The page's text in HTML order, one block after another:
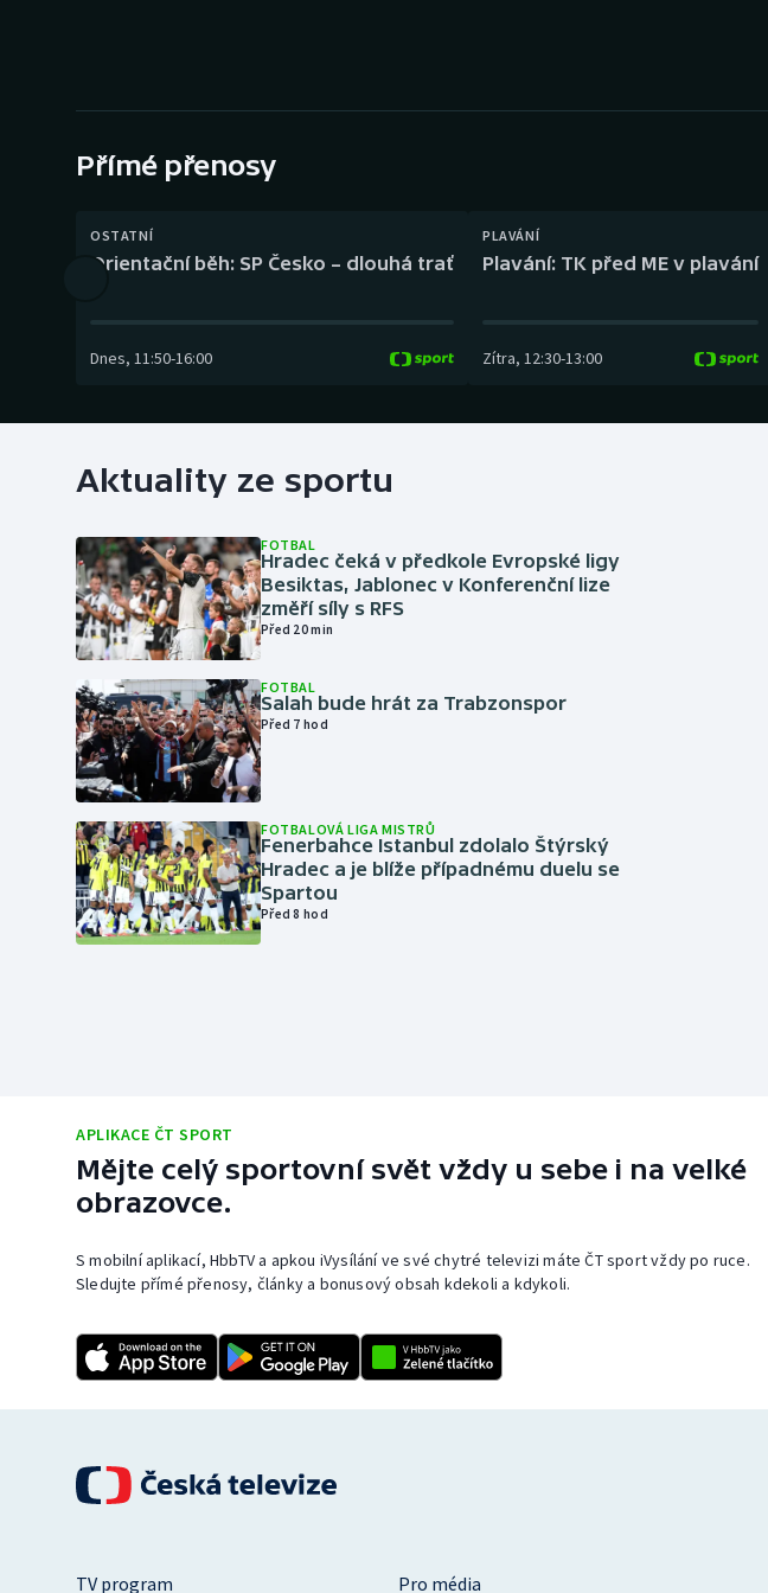
Přímé přenosy
OSTATNÍ
Orientační běh: SP Česko – dlouhá trať
Dnes, 11:50-16:00
PLAVÁNÍ
Plavání: TK před ME v plavání
Zítra, 12:30-13:00
Aktuality ze sportu
FOTBAL
Hradec čeká v předkole Evropské ligy
Besiktas, Jablonec v Konferenční lize
změří síly s RFS
Před 20 min
FOTBAL
Salah bude hrát za Trabzonspor
Před 7 hod
FOTBALOVÁ LIGA MISTRŮ
Fenerbahce Istanbul zdolalo Štýrský
Hradec a je blíže případnému duelu se
Spartou
Před 8 hod
APLIKACE ČT SPORT
Mějte celý sportovní svět vždy u sebe i na velké
obrazovce.
S mobilní aplikací, HbbTV a apkou iVysílání ve své chytré televizi máte ČT sport vždy po ruce.
Sledujte přímé přenosy, články a bonusový obsah kdekoli a kdykoli.
TV program Pro média